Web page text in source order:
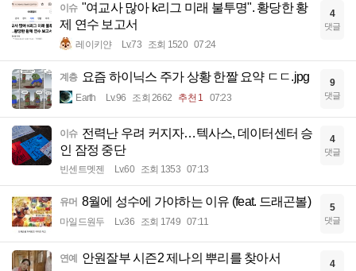
이슈 "여교사 많아 k리그 미래 불투명". 황당한 황
제 연수 보고서
레이키얀 Lv.73 조회 1520 07:24
4
댓글
계층 요즘 하이닉스 주가 상황 한짤 요약 ㄷㄷ.jpg
Earth Lv.96 조회 2662 추천 1 07:23
9
댓글
이슈 전력난 우려 커지자…텍사스, 데이터센터 승
인 잠정 중단
빈센트멧젠 Lv.60 조회 1353 07:13
4
댓글
유머 8월에 성수에 가야하는 이유 (feat. 드래곤볼)
마일드원두 Lv.36 조회 1749 07:11
5
댓글
연예 안원잘부 시즌2 제나의 뿌리를 찾아서 4